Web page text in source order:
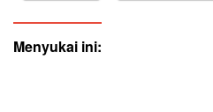
Menyukai ini: